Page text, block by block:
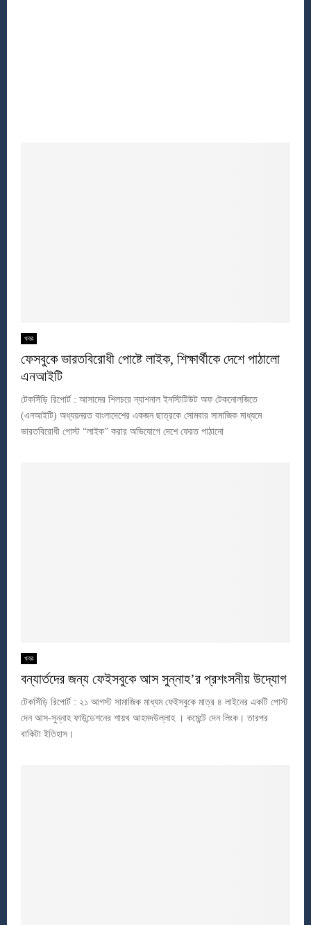
খবর
ফেসবুকে ভারতবিরোধী পোষ্টে লাইক, শিক্ষার্থীকে দেশে পাঠালো
এনআইটি
টেকসিঁড়ি রিপোর্ট : আসামের শিলচরে ন্যাশনাল ইনস্টিটিউট অফ টেকনোলজিতে
(এনআইটি) অধ্যয়নরত বাংলাদেশের একজন ছাত্রকে সোমবার সামাজিক মাধ্যমে
ভারতবিরোধী পোস্ট “লাইক” করার অভিযোগে দেশে ফেরত পাঠানো
খবর
বন্যার্তদের জন্য ফেইসবুকে আস সুন্নাহ’র প্রশংসনীয় উদ্যোগ
টেকসিঁড়ি রিপোর্ট : ২১ আগস্ট সামাজিক মাধ্যম ফেইসবুকে মাত্র ৪ লাইনের একটি পোস্ট
দেন আস-সুন্নাহ ফাউন্ডেশনের শায়খ আহমদউল্লাহ । কমেন্টে দেন লিংক। তারপর
বাকিটা ইতিহাস।